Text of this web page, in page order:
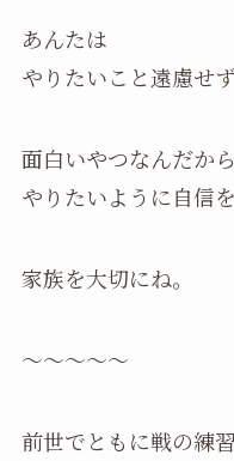
あんたは
やりたいこと遠慮せ
面白いやつなんだから
やりたいように自信
家族を大切にね。
～～～～～
前世でともに戦の練